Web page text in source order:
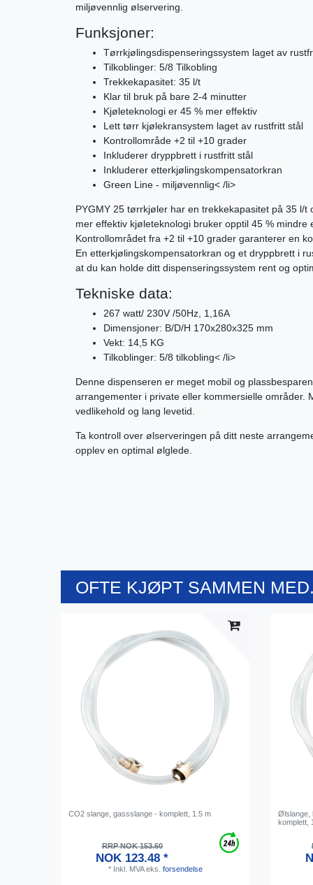
miljøvennlig ølservering.
Funksjoner:
Tørrkjølingsdispenseringssystem laget av
Tilkoblinger: 5/8 Tilkobling
Trekkekapasitet: 35 l/t
Klar til bruk på bare 2-4 minutter
Kjøleteknologi er 45 % mer effektiv
Lett tørr kjølekransystem laget av rustfritt stål
Kontrollområde +2 til +10 grader
Inkluderer dryppbrett i rustfritt stål
Inkluderer etterkjølingskompensatorkran
Green Line - miljøvennlig< /li>
PYGMY 25 tørrkjøler har en trekkekapasitet på 35 l/
mer effektiv kjøleteknologi bruker opptil 45 %
Kontrollområdet fra +2 til +10 grader garanterer en
En etterkjølingskompensatorkran og et dryppbrett i
at du kan holde ditt dispenseringssystem rent og
Tekniske data:
267 watt/ 230V /50Hz, 1,16A
Dimensjoner: B/D/H 170x280x325 mm
Vekt: 14,5 KG
Tilkoblinger: 5/8 tilkobling< /li>
Denne dispenseren er meget mobil og
arrangementer i private eller kommersielle områder.
vedlikehold og lang levetid.
Ta kontroll over ølserveringen på ditt neste
opplev en optimal ølglede.
OFTE KJØPT SAMMEN
CO2 slange, gassslange - komplett, 1.5 m
RRP NOK 153.60
NOK 123.48 *
* Inkl. MVAeks. forsendelse
Ølslange,
komplett,